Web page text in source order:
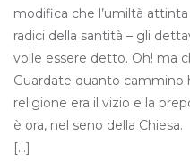
modifica che l’umiltà attinta
radici della santità – gli
volle essere detto. Oh! ma
Guardate quanto cammino
religione era il vizio e la
è ora, nel seno della Chiesa.
[…]